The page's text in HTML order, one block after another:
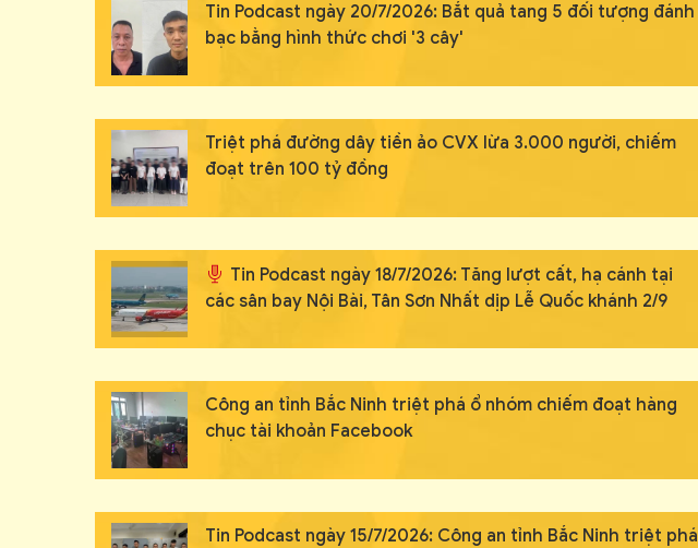
Tin Podcast ngày 20/7/2026: Bắt quả tang 5 đối tượng đánh
bạc bằng hình thức chơi '3 cây'
Triệt phá đường dây tiền ảo CVX lừa 3.000 người, chiếm
đoạt trên 100 tỷ đồng
Tin Podcast ngày 18/7/2026: Tăng lượt cất, hạ cánh tại
các sân bay Nội Bài, Tân Sơn Nhất dịp Lễ Quốc khánh 2/9
Công an tỉnh Bắc Ninh triệt phá ổ nhóm chiếm đoạt hàng
chục tài khoản Facebook
Tin Podcast ngày 15/7/2026: Công an tỉnh Bắc Ninh triệt phá